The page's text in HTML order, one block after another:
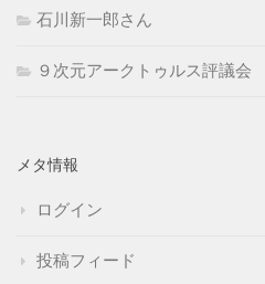
石川新一郎さん
９次元アークトゥルス評議会
メタ情報
ログイン
投稿フィード